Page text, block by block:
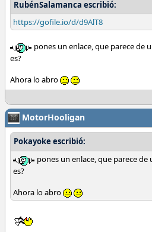
RubénSalamanca escribió:
https://gofile.io/d/d9AlT8
pones un enlace, que parece de
es?
Ahora lo abro
MotorHooligan
Pokayoke escribió:
pones un enlace, que parece
es?
Ahora lo abro